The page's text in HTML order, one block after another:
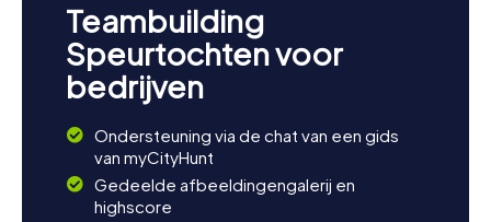
Teambuilding
Speurtochten voor
bedrijven
Ondersteuning via de chat van een gids
van myCityHunt
Gedeelde afbeeldingengalerij en
highscore